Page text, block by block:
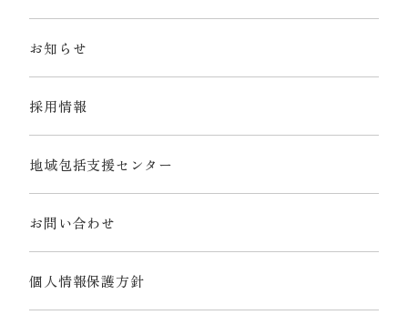
お知らせ
採用情報
地域包括支援センター
お問い合わせ
個人情報保護方針